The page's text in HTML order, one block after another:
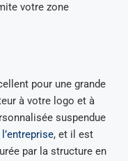
votre zone
pour une grande
à votre logo et à
suspendue
l’entreprise, et il est
par la structure en